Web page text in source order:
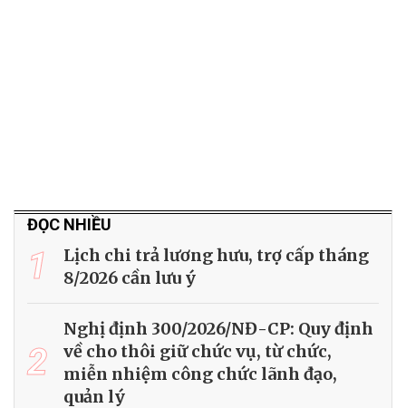
ĐỌC NHIỀU
1
Lịch chi trả lương hưu, trợ cấp tháng
8/2026 cần lưu ý
2
Nghị định 300/2026/NĐ-CP: Quy định
về cho thôi giữ chức vụ, từ chức,
miễn nhiệm công chức lãnh đạo,
quản lý